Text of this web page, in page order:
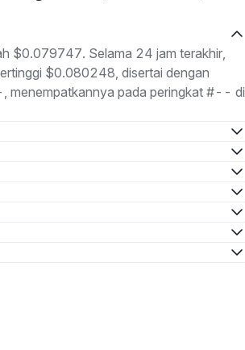
$0.079747. Selama 24 jam terakhir,
$0.080248, disertai dengan
menempatkannya pada peringkat #-- di